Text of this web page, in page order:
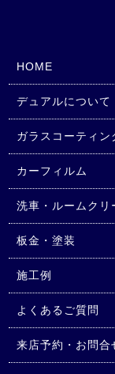
HOME
デュアルについて
ガラスコーティン
カーフィルム
洗車・ルームクリ
板金・塗装
施工例
よくあるご質問
来店予約・お問合